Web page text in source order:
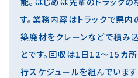
す。業務内容はトラックで県
築廃材をクレーンなどで積み
とです。回収は1日12～15カ
行スケジュールを組んでいま